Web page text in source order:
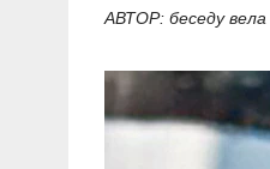
АВТОР: беседу